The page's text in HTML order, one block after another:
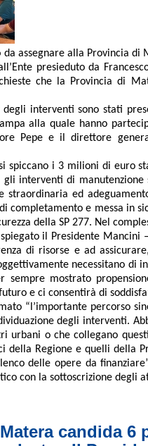
assegnare alla Provincia
presieduto da
che la Provincia di
degli interventi sono stati
alla quale hanno
Pepe e il direttore
spiccano i 3 milioni di euro
interventi di manutenzione
straordinaria ed
completamento e messa in
della SP 277. Nel
il Presidente Mancini
di risorse e ad
necessitano di
sempre mostrato
e ci consentirà di
“l’importante percorso
degli interventi.
urbani o che collegano
della Regione e quelli della
delle opere da
con la sottoscrizione degli
candida